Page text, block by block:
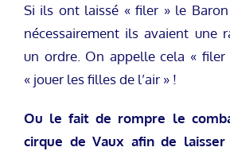
Si ils ont laissé « filer » le Baron
nécessairement ils avaient une
un ordre. On appelle cela « filer
« jouer les filles de l’air » !
Ou le fait de rompre le
cirque de Vaux afin de